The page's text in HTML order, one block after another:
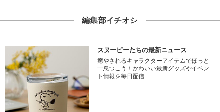
編集部イチオシ
スヌーピーたちの最新ニュース
癒やされるキャラクターアイテムでほっと
一息つこう！かわいい最新グッズやイベン
ト情報を毎日配信